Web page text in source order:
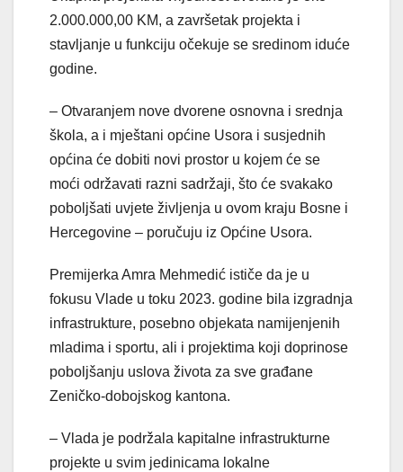
2.000.000,00 KM, a završetak projekta i
stavljanje u funkciju očekuje se sredinom iduće
godine.
– Otvaranjem nove dvorene osnovna i srednja
škola, a i mještani općine Usora i susjednih
općina će dobiti novi prostor u kojem će se
moći održavati razni sadržaji, što će svakako
poboljšati uvjete življenja u ovom kraju Bosne i
Hercegovine – poručuju iz Općine Usora.
Premijerka Amra Mehmedić ističe da je u
fokusu Vlade u toku 2023. godine bila izgradnja
infrastrukture, posebno objekata namijenjenih
mladima i sportu, ali i projektima koji doprinose
poboljšanju uslova života za sve građane
Zeničko-dobojskog kantona.
– Vlada je podržala kapitalne infrastrukturne
projekte u svim jedinicama lokalne